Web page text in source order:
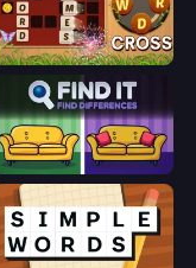
Word Cross
Find It - Find The Differences